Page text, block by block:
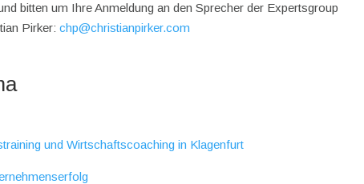
bitten um Ihre Anmeldung an den Sprecher der Expertsgroup
Pirker:chp@christianpirker.com
und Wirtschaftscoaching in Klagenfurt